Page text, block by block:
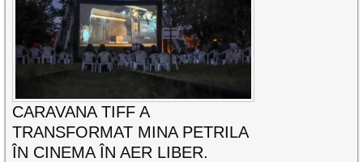
CARAVANA TIFF A
TRANSFORMAT MINA PETRILA
ÎN CINEMA ÎN AER LIBER.